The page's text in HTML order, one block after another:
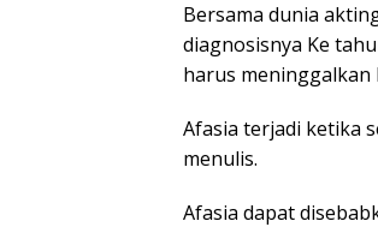
Bersama dunia
diagnosisnya Ke
harus meninggalkan
Afasia terjadi ketika
menulis.
Afasia dapat